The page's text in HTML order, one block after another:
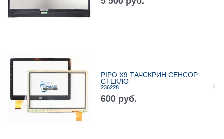
PIPO X9 ТАЧСКРИН СЕНСОР
СТЕКЛО
236228
600 руб.